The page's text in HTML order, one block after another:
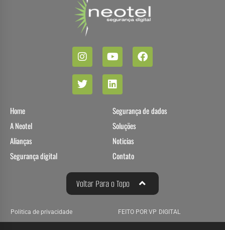
Home
A Neotel
Alianças
Segurança digital
Segurança de dados
Soluções
Noticias
Contato
Voltar Para o Topo
Politica de privacidade FEITO POR VP DIGITAL